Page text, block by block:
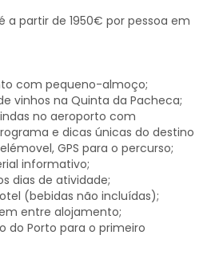
a partir de 1950€ por pessoa em
com pequeno-almoço;
vinhos na Quinta da Pacheca;
no aeroporto com
e dicas únicas do destino
GPS para o percurso;
informativo;
dias de atividade;
(bebidas não incluídas);
entre alojamento;
do Porto para o primeiro